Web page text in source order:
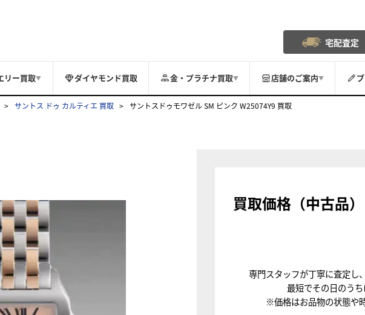
宅配査定
リー買取▼ ダイヤモンド買取 金・プラチナ買取▼ 店舗のご案内▼
サントス ドゥ カルティエ 買取 サントスドゥモワゼル SM ピンク W25074Y9 買取
買取価格（中古品）
専門スタッフが丁寧に査定し
最短でその日のうち
※価格はお品物の状態や